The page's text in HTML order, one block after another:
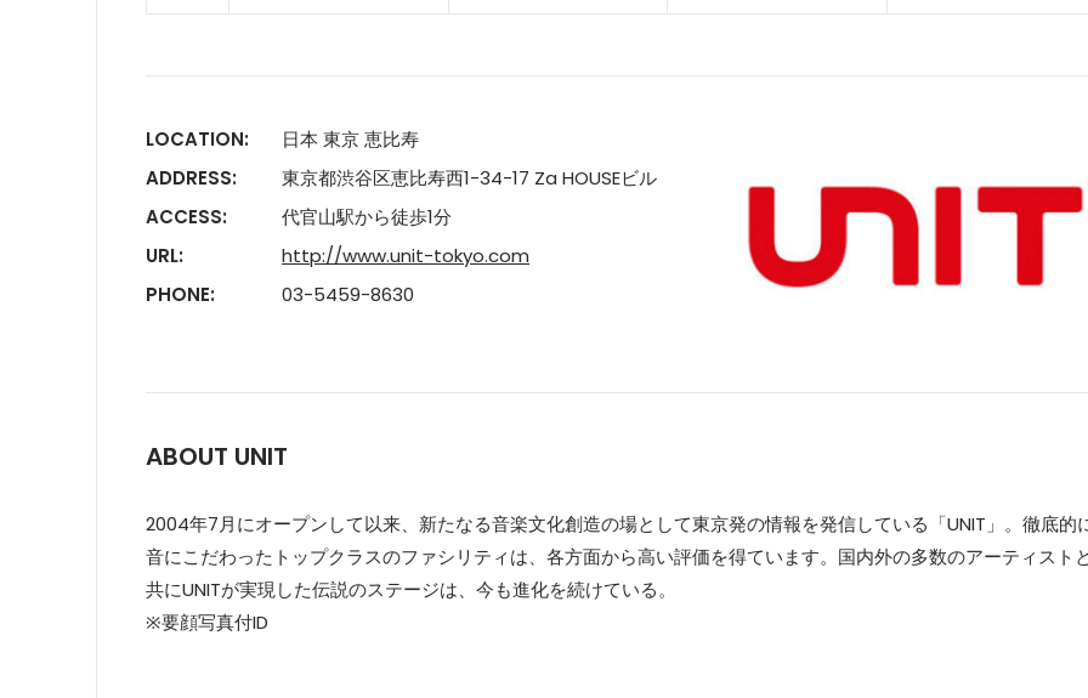
LOCATION:
日本 東京 恵比寿
ADDRESS:
東京都渋谷区恵比寿西1-34-17 Za HOUSEビル
ACCESS:
代官山駅から徒歩1分
URL:
http://www.unit-tokyo.com
PHONE:
03-5459-8630
ABOUT UNIT
2004年7月にオープンして以来、新たなる音楽文化創造の場として東京発の情報を発信している「UNIT」。徹底的
音にこだわったトップクラスのファシリティは、各方面から高い評価を得ています。国内外の多数のアーティスト
共にUNITが実現した伝説のステージは、今も進化を続けている。
※要顔写真付ID